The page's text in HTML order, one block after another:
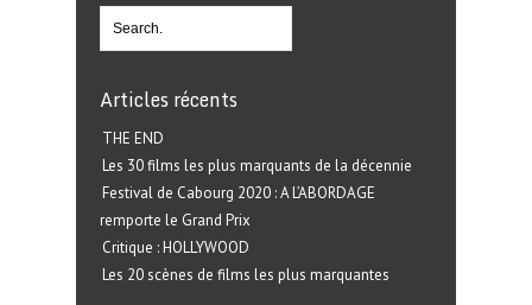
Articles récents
THE END
Les 30 films les plus marquants de la décennie
Festival de Cabourg 2020 : A L’ABORDAGE
remporte le Grand Prix
Critique : HOLLYWOOD
Les 20 scènes de films les plus marquantes